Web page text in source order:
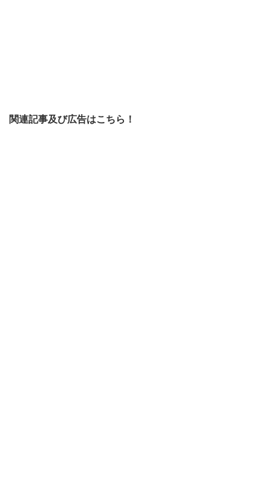
関連記事及び広告はこちら！